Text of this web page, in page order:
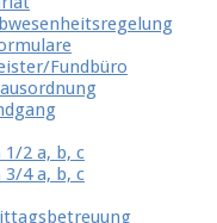
Fundbüro
1/2 a, b, c
3/4 a, b, c